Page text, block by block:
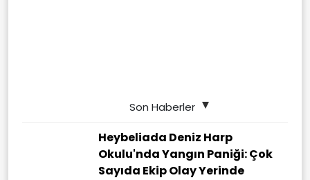
Son Haberler
Heybeliada Deniz Harp
Okulu'nda Yangın Paniği: Çok
Sayıda Ekip Olay Yerinde